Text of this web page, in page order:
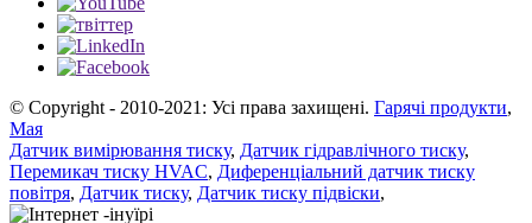
© Copyright - 2010-2021: Усі права захищені. Гарячі продукти,
Мая
Датчик вимірювання тиску, Датчик гідравлічного тиску,
Перемикач тиску HVAC, Диференціальний датчик тиску
повітря, Датчик тиску, Датчик тиску підвіски,